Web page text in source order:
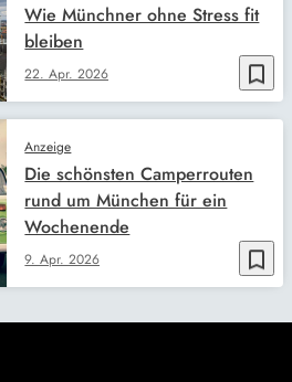
bookmark_border
22. Apr. 2026
Wie Münchner ohne Stress fit
bleiben
bookmark_border
Anzeige
9. Apr. 2026
Die schönsten Camperrouten
rund um München für ein
Wochenende